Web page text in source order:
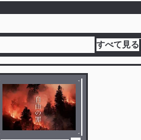
すべて見る